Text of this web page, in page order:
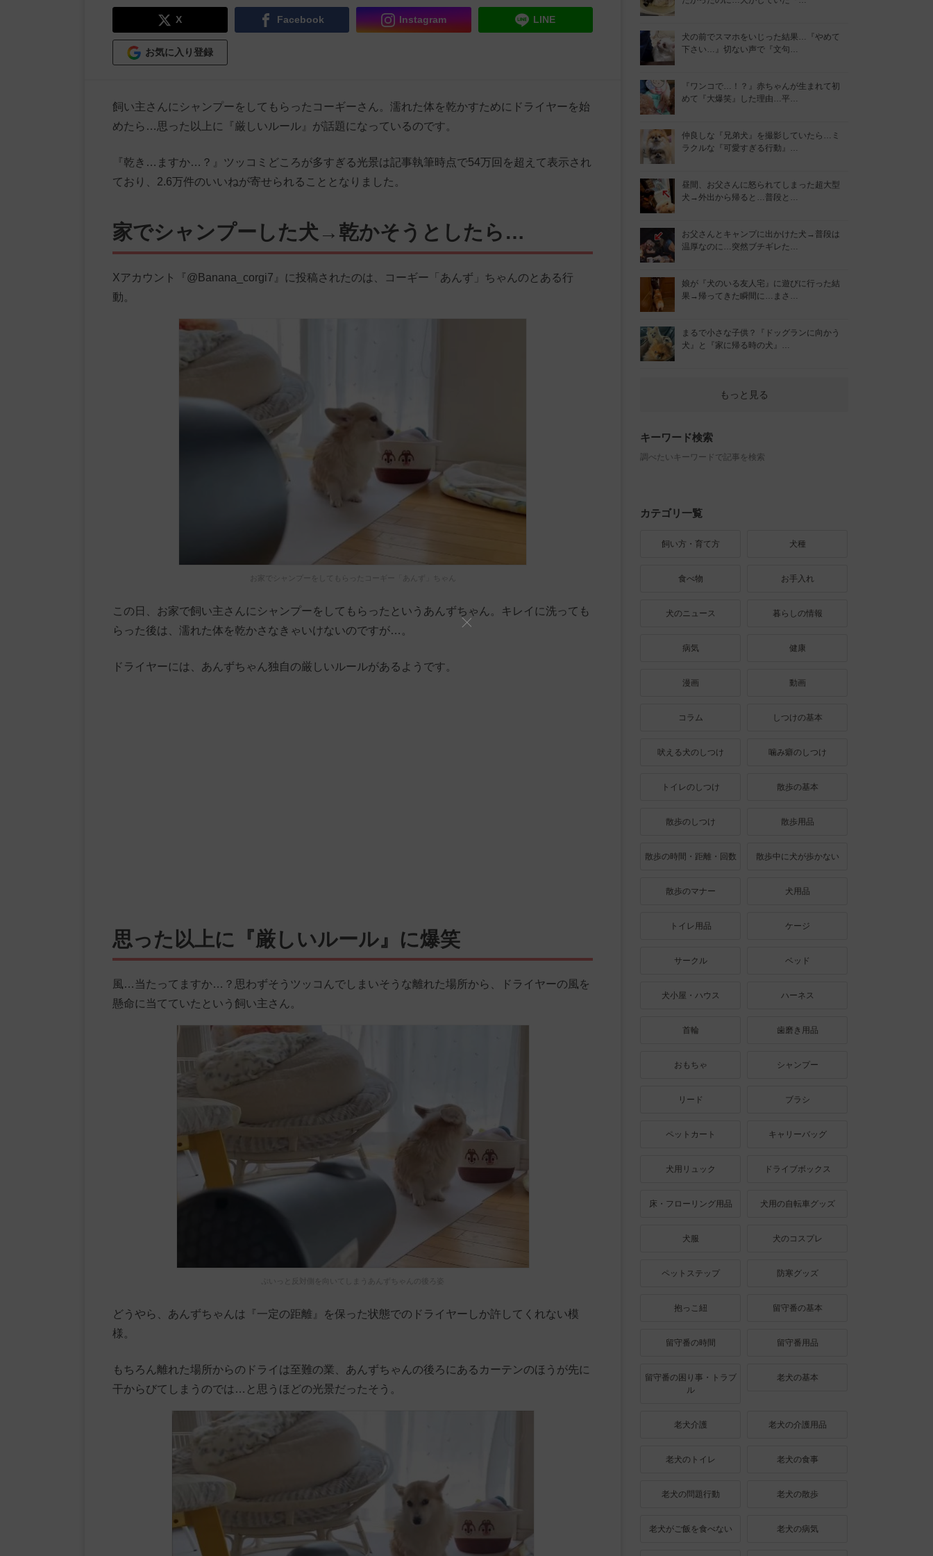
X Facebook Instagram LINE
お気に入り登録
飼い主さんにシャンプーをしてもらったコーギーさん。濡れた体を乾かすためにドライヤーを始
めたら…思った以上に『厳しいルール』が話題になっているのです。
『乾き…ますか…？』ツッコミどころが多すぎる光景は記事執筆時点で54万回を超えて表示され
ており、2.6万件のいいねが寄せられることとなりました。
家でシャンプーした犬→乾かそうとしたら…
Xアカウント『@Banana_corgi7』に投稿されたのは、コーギー「あんず」ちゃんのとある行
動。
お家でシャンプーをしてもらったコーギー「あんず」ちゃん
この日、お家で飼い主さんにシャンプーをしてもらったというあんずちゃん。キレイに洗っても
らった後は、濡れた体を乾かさなきゃいけないのですが…。
ドライヤーには、あんずちゃん独自の厳しいルールがあるようです。
思った以上に『厳しいルール』に爆笑
風…当たってますか…？思わずそうツッコんでしまいそうな離れた場所から、ドライヤーの風を
懸命に当てていたという飼い主さん。
ぷいっと反対側を向いてしまうあんずちゃんの後ろ姿
どうやら、あんずちゃんは『一定の距離』を保った状態でのドライヤーしか許してくれない模
様。
もちろん離れた場所からのドライは至難の業、あんずちゃんの後ろにあるカーテンのほうが先に
干からびてしまうのでは…と思うほどの光景だったそう。
犬の前でスマホをいじった結果…『やめて
下さい…』切ない声で『文句…
『ワンコで…！？』赤ちゃんが生まれて初
めて『大爆笑』した理由…平…
仲良しな『兄弟犬』を撮影していたら…ミ
ラクルな『可愛すぎる行動』…
昼間、お父さんに怒られてしまった超大型
犬→外出から帰ると…普段と…
お父さんとキャンプに出かけた犬→普段は
温厚なのに…突然ブチギレた…
娘が『犬のいる友人宅』に遊びに行った結
果→帰ってきた瞬間に…まさ…
まるで小さな子供？『ドッグランに向かう
犬』と『家に帰る時の犬』…
もっと見る
キーワード検索
調べたいキーワードで記事を検索
カテゴリ一覧
飼い方・育て方 犬種
食べ物 お手入れ
犬のニュース 暮らしの情報
病気 健康
漫画 動画
コラム しつけの基本
吠える犬のしつけ 噛み癖のしつけ
トイレのしつけ 散歩の基本
散歩のしつけ 散歩用品
散歩の時間・距離・回数 散歩中に犬が歩かない
散歩のマナー 犬用品
トイレ用品 ケージ
サークル ベッド
犬小屋・ハウス ハーネス
首輪 歯磨き用品
おもちゃ シャンプー
リード ブラシ
ペットカート キャリーバッグ
犬用リュック ドライブボックス
床・フローリング用品 犬用の自転車グッズ
犬服 犬のコスプレ
ペットステップ 防寒グッズ
抱っこ紐 留守番の基本
留守番の時間 留守番用品
留守番の困り事・トラブ
ル
老犬の基本
老犬介護 老犬の介護用品
老犬のトイレ 老犬の食事
老犬の問題行動 老犬の散歩
老犬がご飯を食べない 老犬の病気